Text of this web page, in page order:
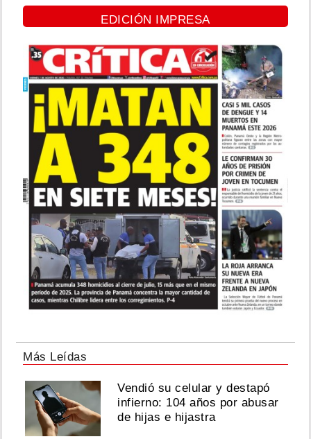
EDICIÓN IMPRESA
Más Leídas
Vendió su celular y destapó
infierno: 104 años por abusar
de hijas e hijastra